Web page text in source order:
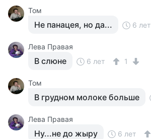
Том
Не панацея, но да... 6 лет
Лева Правая
В слюне 6 лет 1
Том
В грудном молоке больше
Лева Правая
Ну...не до жыру 6 лет